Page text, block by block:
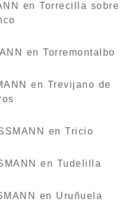
en Torrecilla sobre
en Torremontalbo
en Trevijano de
en Tricio
en Tudelilla
en Uruñuela